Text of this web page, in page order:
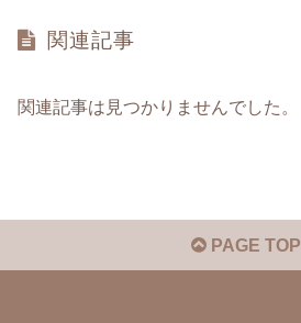
関連記事
関連記事は見つかりませんでした。
PAGE TOP